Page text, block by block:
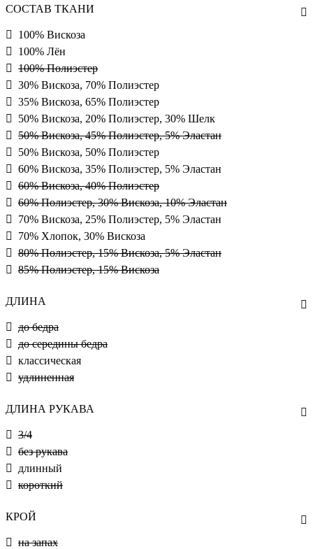
СОСТАВ ТКАНИ
100% Вискоза
100% Лён
100% Полиэстер
30% Вискоза, 70% Полиэстер
35% Вискоза, 65% Полиэстер
50% Вискоза, 20% Полиэстер, 30% Шелк
50% Вискоза, 45% Полиэстер, 5% Эластан
50% Вискоза, 50% Полиэстер
60% Вискоза, 35% Полиэстер, 5% Эластан
60% Вискоза, 40% Полиэстер
60% Полиэстер, 30% Вискоза, 10% Эластан
70% Вискоза, 25% Полиэстер, 5% Эластан
70% Хлопок, 30% Вискоза
80% Полиэстер, 15% Вискоза, 5% Эластан
85% Полиэстер, 15% Вискоза
ДЛИНА
до бедра
до середины бедра
классическая
удлиненная
ДЛИНА РУКАВА
3/4
без рукава
длинный
короткий
КРОЙ
на запах